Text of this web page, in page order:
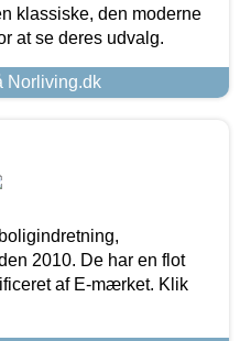
klassiske, den moderne
at se deres udvalg.
Norliving.dk
2010. De har en flot
af E-mærket. Klik